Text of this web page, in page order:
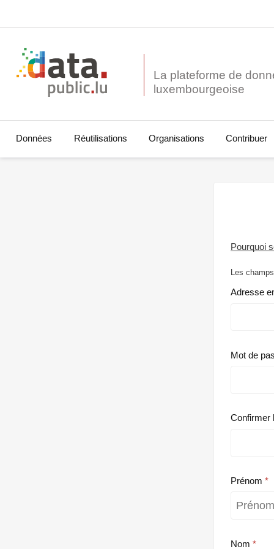
La plateforme de
Données Réutilisations Organisations Contribuer
Pourquoi
Les
Adresse
Mot de
Confirmer
Prénom
Nom